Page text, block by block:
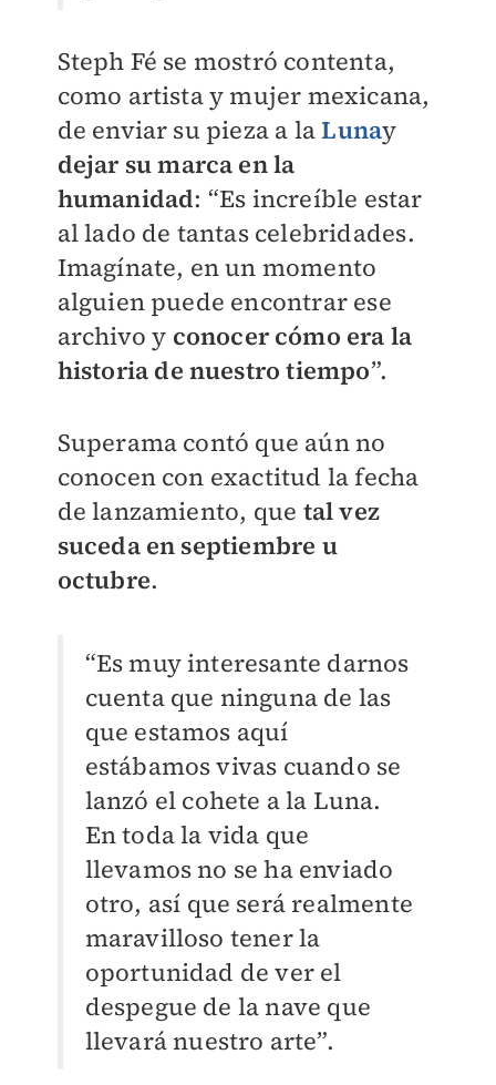
Steph Fé se mostró contenta,
como artista y mujer mexicana,
de enviar su pieza a laLunay
dejar su marca en la
humanidad: “Es increíble estar
al lado de tantas celebridades.
Imagínate, en un momento
alguien puede encontrar ese
archivo y conocer cómo era la
historia de nuestro tiempo”.
Superama contó que aún no
conocen con exactitud la fecha
de lanzamiento, que tal vez
suceda en septiembre u
octubre.
“Es muy interesante darnos
cuenta que ninguna de las
que estamos aquí
estábamos vivas cuando se
lanzó el cohete a la Luna.
En toda la vida que
llevamos no se ha enviado
otro, así que será realmente
maravilloso tener la
oportunidad de ver el
despegue de la nave que
llevará nuestro arte”.